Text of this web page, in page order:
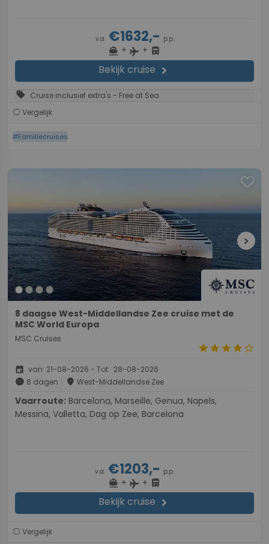
v.a.€1632,- p.p.
directions_boat + flight + directions_bus
Bekijk cruise chevron_right
sell Cruise inclusief extra's - Free at Sea
Vergelijk
#Familiecruises
favorite
chevron_right
8 daagse West-Middellandse Zee cruise met de
MSC World Europa
MSC Cruises
starstarstarstarstar_border
event van: 21-08-2026 - Tot: 28-08-2026
schedule 8 dagen place West-Middellandse Zee
Vaarroute:
Messina, Valletta, Dag op Zee, Barcelona
v.a. €1203,- p.p.
directions_boat + flight + directions_bus
Bekijk cruise chevron_right
Vergelijk